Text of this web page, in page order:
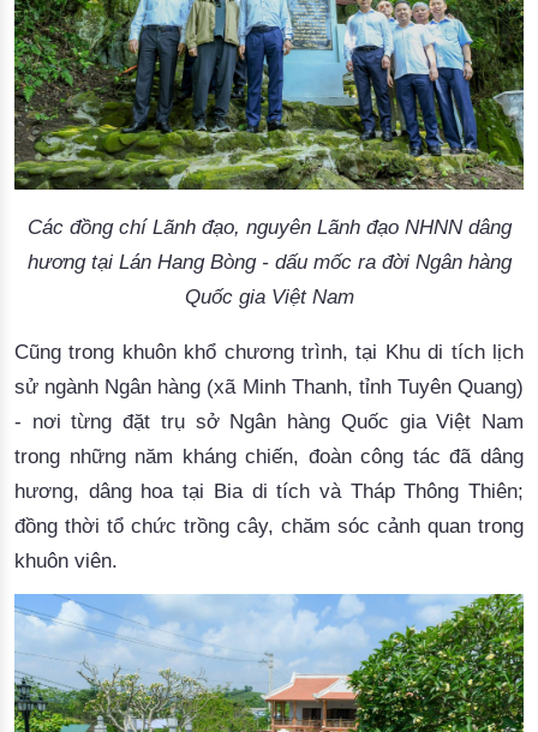
Các đồng chí Lãnh đạo, nguyên Lãnh đạo NHNN dâng
hương tại Lán Hang Bòng - dấu mốc ra đời Ngân hàng
Quốc gia Việt Nam
Cũng trong khuôn khổ chương trình, tại Khu di tích lịch
sử ngành Ngân hàng (xã Minh Thanh, tỉnh Tuyên Quang)
- nơi từng đặt trụ sở Ngân hàng Quốc gia Việt Nam
trong những năm kháng chiến, đoàn công tác đã dâng
hương, dâng hoa tại Bia di tích vàTháp Thông Thiên;
đồng thời tổ chức trồng cây, chăm sóc cảnh quan trong
khuôn viên.